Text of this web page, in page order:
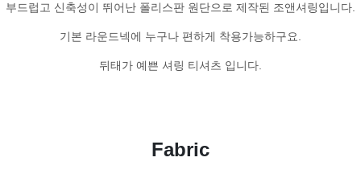
부드럽고 신축성이 뛰어난 폴리스판 원단으로 제작된 조앤셔링입니다.
기본 라운드넥에 누구나 편하게 착용가능하구요.
뒤태가 예쁜 셔링 티셔츠 입니다.
Fabric